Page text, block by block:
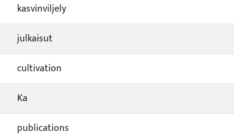
kasvinviljely
julkaisut
cultivation
Ka
publications